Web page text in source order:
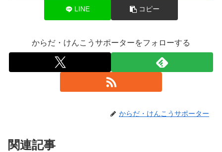
LINE コピー
からだ・けんこうサポーターをフォローする
からだ・けんこうサポーター
関連記事